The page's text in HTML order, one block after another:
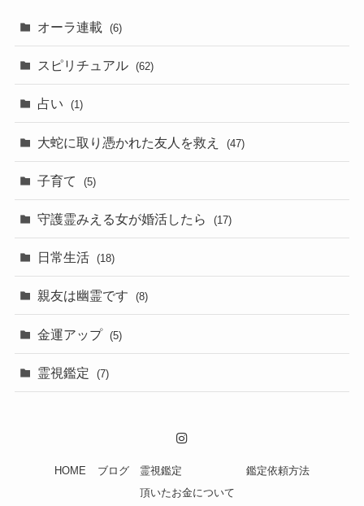
オーラ連載 (6)
スピリチュアル (62)
占い (1)
大蛇に取り憑かれた友人を救え (47)
子育て (5)
守護霊みえる女が婚活したら (17)
日常生活 (18)
親友は幽霊です (8)
金運アップ (5)
霊視鑑定 (7)
HOME ブログ
霊視鑑定
頂いたお金について
鑑定依頼方法